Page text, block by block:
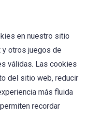
en nuestro sitio
otros juegos de
válidas. Las cookies
del sitio web, reducir
más fluida
recordar